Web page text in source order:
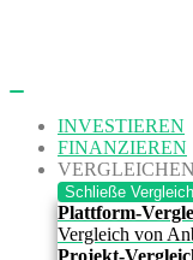
INVESTIEREN
FINANZIEREN
VERGLEICHEN
Schließe
Plattform-
Vergleich von
Projekt-